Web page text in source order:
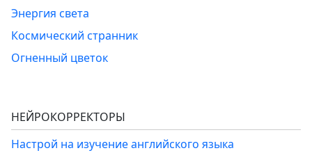
Энергия света
Космический странник
Огненный цветок
НЕЙРОКОРРЕКТОРЫ
Настрой на изучение английского языка